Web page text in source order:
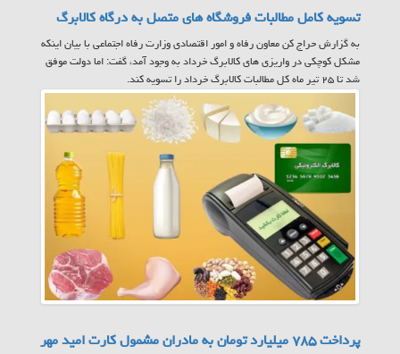
تسویه کامل مطالبات فروشگاه های متصل به درگاه کالابرگ
به گزارش حراج کن معاون رفاه و امور اقتصادی وزارت رفاه اجتماعی با بیان اینکه
مشکل کوچکی در واریزی های کالابرگ خرداد به وجود آمد، گفت: اما دولت موفق
شد تا ۲۵ تیر ماه کل مطالبات کالابرگ خرداد را تسویه کند.
پرداخت ۷۸۵ میلیارد تومان به مادران مشمول کارت امید مهر